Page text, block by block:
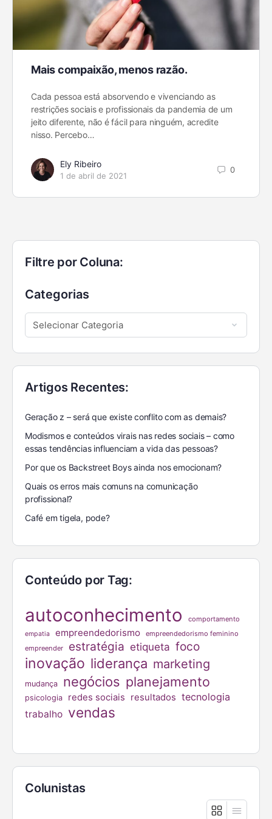
Mais compaixão, menos razão.
Cada pessoa está absorvendo e vivenciando as
restrições sociais e profissionais da pandemia de um
jeito diferente, não é fácil para ninguém, acredite
nisso. Percebo…
Ely Ribeiro
1 de abril de 2021
0
Filtre por Coluna:
Categorias
Artigos Recentes:
Geração z – será que existe conflito com as demais?
Modismos e conteúdos virais nas redes sociais – como
essas tendências influenciam a vida das pessoas?
Por que os Backstreet Boys ainda nos emocionam?
Quais os erros mais comuns na comunicação
profissional?
Café em tigela, pode?
Conteúdo por Tag:
autoconhecimento comportamento
empatia empreendedorismo
empreendedorismo feminino
empreender
estratégia etiqueta foco
inovação liderança marketing
mudança negócios planejamento
psicologia redes sociais resultados tecnologia
trabalho vendas
Colunistas